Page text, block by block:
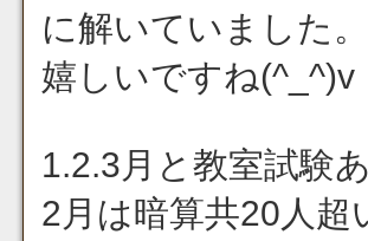
に解いていました。
嬉しいですね(^_^)v
1.2.3月と教室試験
2月は暗算共20人